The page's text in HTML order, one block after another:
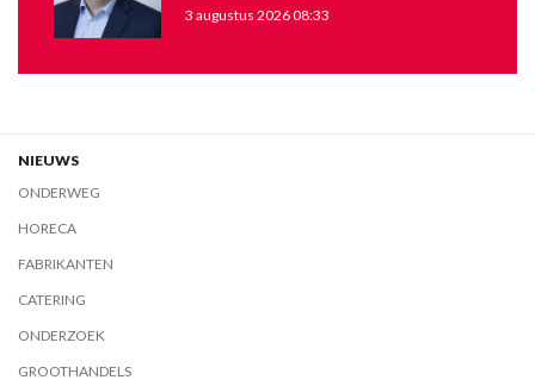
3 augustus 2026 08:33
NIEUWS
ONDERWEG
HORECA
FABRIKANTEN
CATERING
ONDERZOEK
GROOTHANDELS